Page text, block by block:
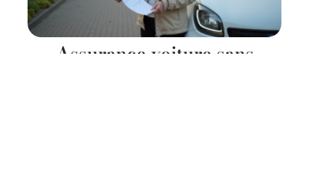
Assurance voiture sans